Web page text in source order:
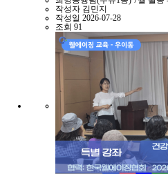
작성자 김민지
작성일 2026-07-28
조회 91